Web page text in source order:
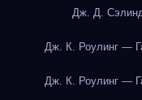
Дж. Д.
Дж. К. Роулинг —
Дж. К. Роулинг —